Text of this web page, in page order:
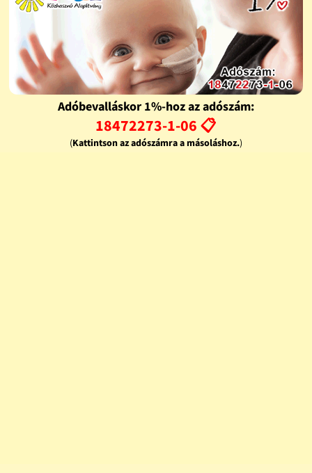
Adóbevalláskor 1%-hoz az adószám:
18472273-1-06 📋
(Kattintson az adószámra a másoláshoz.)